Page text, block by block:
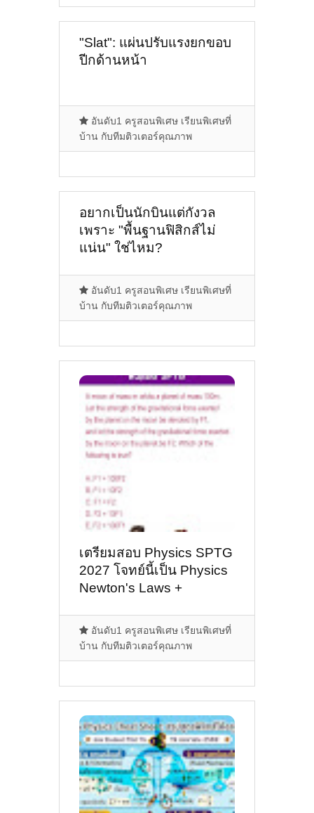
"Slat": แผ่นปรับแรงยกขอบ
ปีกด้านหน้า
อันดับ1 ครูสอนพิเศษ เรียนพิเศษที่
บ้าน กับทีมติวเตอร์คุณภาพ
อยากเป็นนักบินแต่กังวล
เพราะ "พื้นฐานฟิสิกส์ไม่
แน่น" ใช่ไหม?
อันดับ1 ครูสอนพิเศษ เรียนพิเศษที่
บ้าน กับทีมติวเตอร์คุณภาพ
เตรียมสอบ Physics SPTG
2027 โจทย์นี้เป็น Physics
Newton's Laws +
สากล)
อันดับ1 ครูสอนพิเศษ เรียนพิเศษที่
บ้าน กับทีมติวเตอร์คุณภาพ